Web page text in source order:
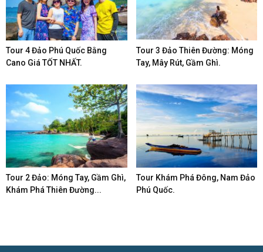
Tour 4 Đảo Phú Quốc Bằng
Cano Giá TỐT NHẤT.
Tour 3 Đảo Thiên Đường: Móng
Tay, Mây Rút, Gầm Ghì.
Tour 2 Đảo: Móng Tay, Gầm Ghì,
Khám Phá Thiên Đường...
Tour Khám Phá Đông, Nam Đảo
Phú Quốc.